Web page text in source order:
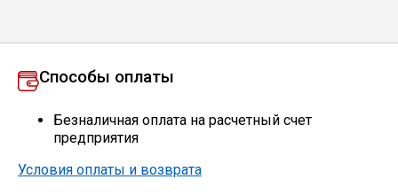
Способы оплаты
Безналичная оплата на расчетный счет
предприятия
Условия оплаты и возврата